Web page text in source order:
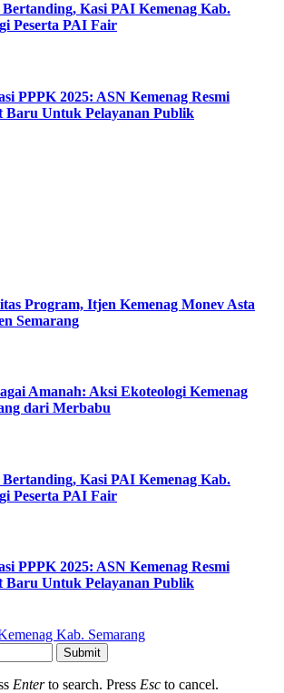
Kasi PAI Kemenag Kab.
Peserta PAI Fair
PPPK 2025: ASN Kemenag Resmi
Baru Untuk Pelayanan Publik
Program, Itjen Kemenag Monev Asta
Semarang
Amanah: Aksi Ekoteologi Kemenag
dari Merbabu
Kasi PAI Kemenag Kab.
Peserta PAI Fair
PPPK 2025: ASN Kemenag Resmi
Baru Untuk Pelayanan Publik
Kab. Semarang
Submit
Enterto search. Press Esc to cancel.